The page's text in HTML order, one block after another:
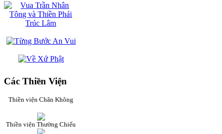
Các Thiền Viện
Thiền viện Chân Không
Thiền viện Thường Chiếu